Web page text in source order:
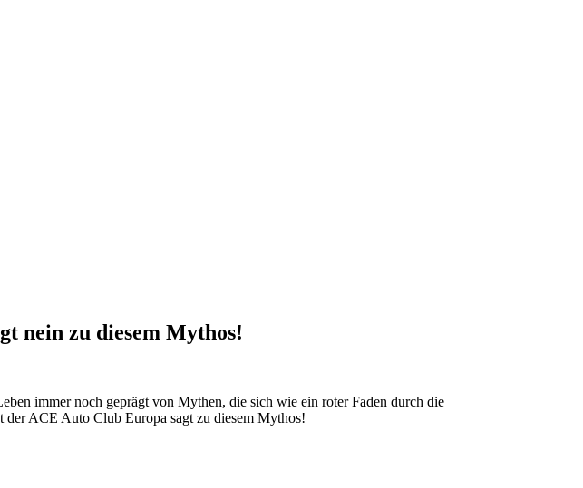
nein zu diesem Mythos!
immer noch geprägt von Mythen, die sich wie ein roter Faden durch die
der ACE Auto Club Europa sagt zu diesem Mythos!